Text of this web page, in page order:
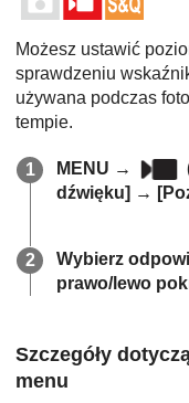
Możesz ustawić
sprawdzeniu
używana podczas
tempie.
MENU →
dźwięku] →
Wybierz
prawo/lewo
Szczegóły
menu